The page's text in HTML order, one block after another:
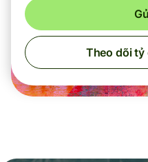
Theo dõi tỷ